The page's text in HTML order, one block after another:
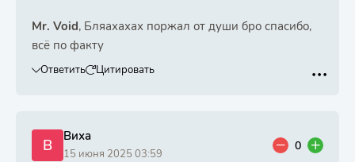
Mr. Void, Бляахахах поржал от души бро спасибо,
всё по факту
Ответить Цитировать
В Виха
15 июня 2025 03:59
0